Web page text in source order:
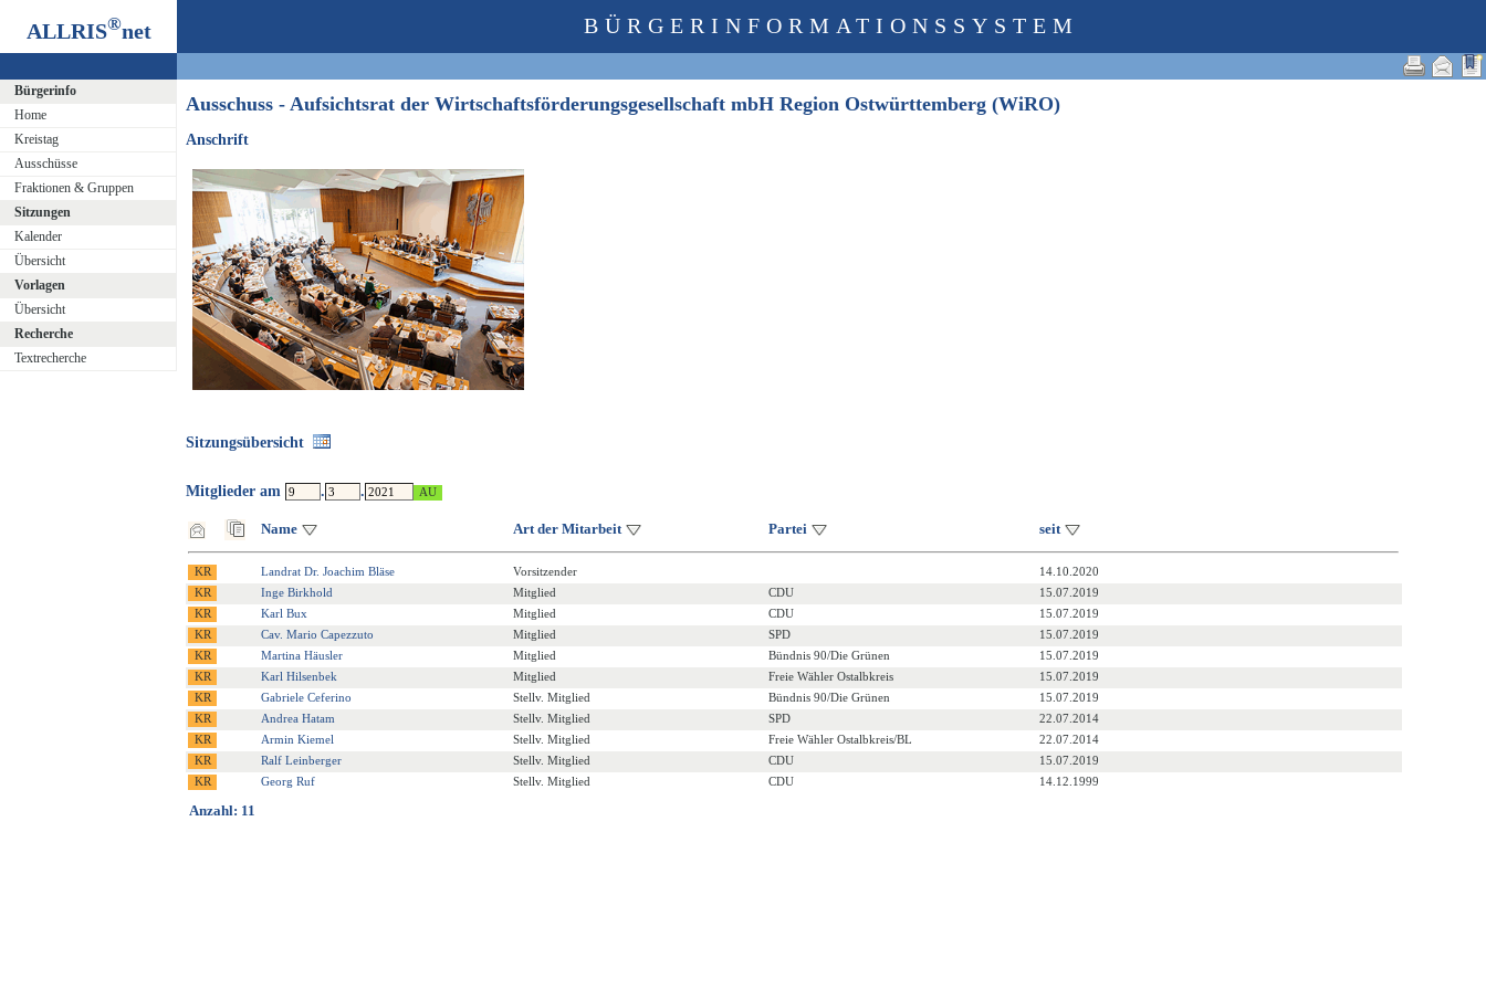
ALLRIS®net
Bürgerinfo
Home
Kreistag
Ausschüsse
Fraktionen & Gruppen
Sitzungen
Kalender
Übersicht
Vorlagen
Übersicht
Recherche
Textrecherche
BÜRGERINFORMATIONSSYSTEM
Ausschuss - Aufsichtsrat der Wirtschaftsförderungsgesellschaft mbH Region Ostwürttemberg (WiRO)
Anschrift
Sitzungsübersicht
Mitglieder am . .
Name Art der Mitarbeit Partei seit
Landrat Dr. Joachim Bläse Vorsitzender
14.10.2020
Inge Birkhold
Mitglied CDU
15.07.2019
Karl Bux
Mitglied CDU
15.07.2019
Cav. Mario Capezzuto
Mitglied SPD
15.07.2019
Martina Häusler
Mitglied Bündnis 90/Die Grünen
15.07.2019
Karl Hilsenbek
Mitglied Freie Wähler Ostalbkreis
15.07.2019
Gabriele Ceferino
Stellv. Mitglied Bündnis 90/Die Grünen
15.07.2019
Andrea Hatam
Stellv. Mitglied SPD
22.07.2014
Armin Kiemel
Stellv. Mitglied Freie Wähler Ostalbkreis/BL
22.07.2014
Ralf Leinberger
Stellv. Mitglied CDU
15.07.2019
Georg Ruf
Stellv. Mitglied CDU 14.12.1999
Anzahl: 11